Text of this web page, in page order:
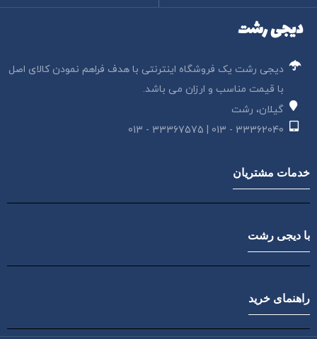
دیجی رشت
دیجی رشت یک فروشگاه اینترنتی با هدف فراهم نمودن کالای اصل
با قیمت مناسب و ارزان می باشد.
گیلان، رشت
33362040 - 013 | 33367575 - 013
خدمات مشتریان
با دیجی رشت
راهنمای خرید